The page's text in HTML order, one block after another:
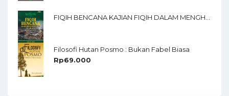
Filosofi Hutan Posmo : Bukan Fabel Biasa
Rp69.000